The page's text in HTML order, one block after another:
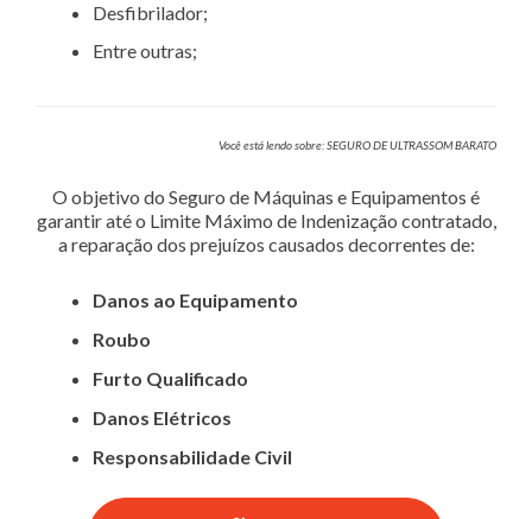
Desfibrilador;
Entre outras;
Você está lendo sobre: SEGURO DE ULTRASSOM BARATO
O objetivo do Seguro de Máquinas e Equipamentos é
garantir até o Limite Máximo de Indenização contratado,
a reparação dos prejuízos causados decorrentes de:
Danos ao Equipamento
Roubo
Furto Qualificado
Danos Elétricos
Responsabilidade Civil